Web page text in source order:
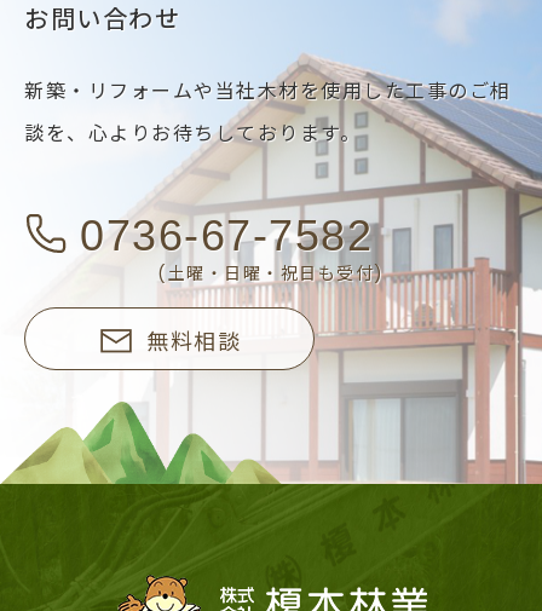
お問い合わせ
新築・リフォームや当社木材を使用した工事のご相
談を、 心よりお待ちしております。
0736-67-7582
(土曜・日曜・祝日も受付)
無料相談